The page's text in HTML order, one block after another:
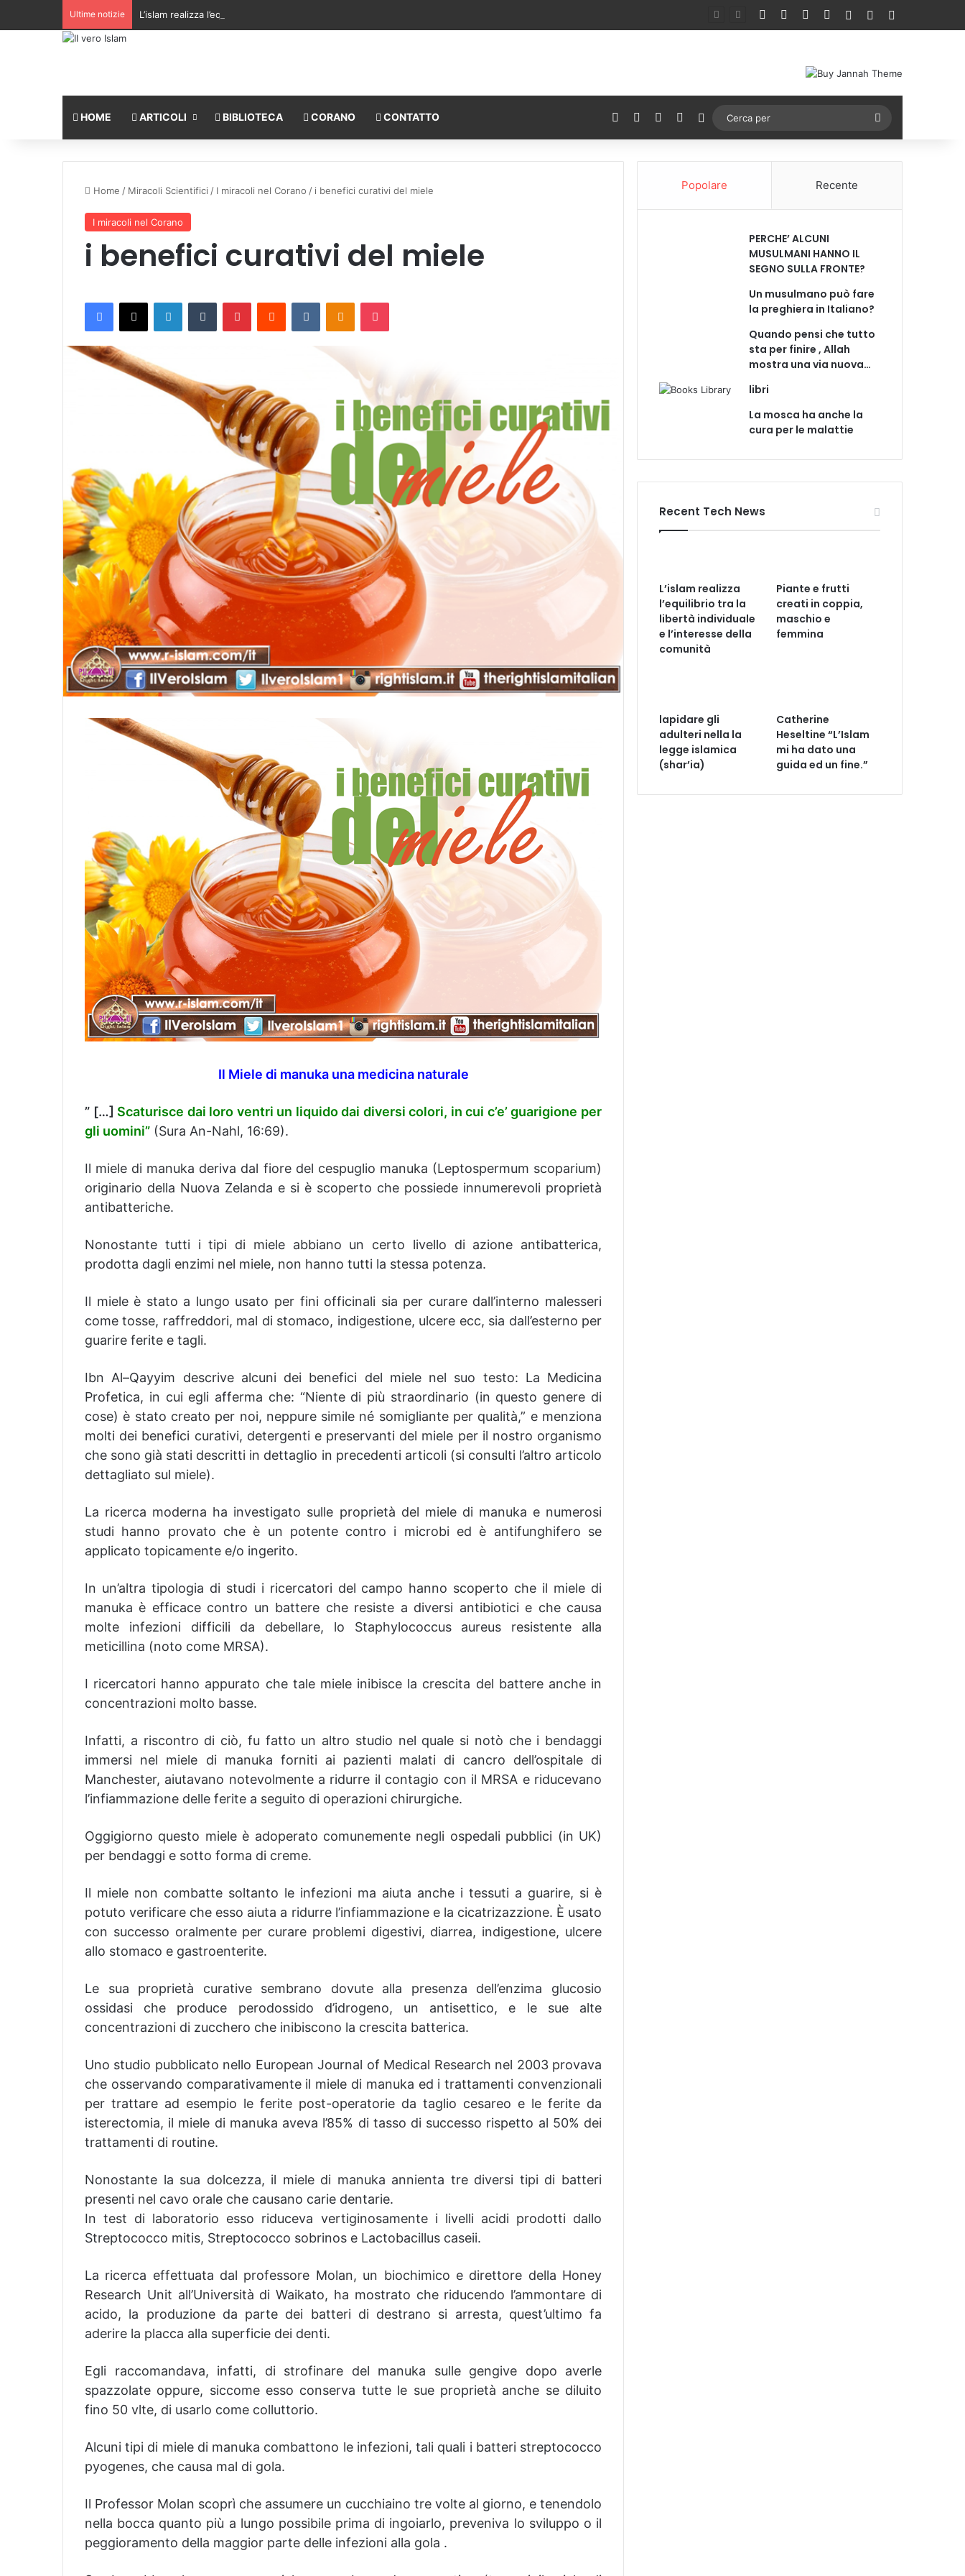
Ultime notizie L’islam realizza l’equilibrio tra la libertà individuale e l’interesse della comunità Facebook You TubeInstagram
AccediUn articolo a
HOME ARTICOLI BIBLIOTECA CORANO CONTATTO Facebook You TubeInstagram
Cambia aspetto
per
Home / Miracoli Scientifici / I miracoli nel Corano / i benefici curativi del miele
I miracoli nel Corano
i benefici curativi del miele
Il Miele di manuka una medicina naturale
” […] Scaturisce dai loro ventri un liquido dai diversi colori, in cui c’e’guarigione per
gli uomini” (Sura An-Nahl, 16:69).
Il miele di manuka deriva dal fiore del cespuglio manuka (Leptospermum scoparium)
originario della Nuova Zelanda e si è scoperto che possiede innumerevoli proprietà
antibatteriche.
Nonostante tutti i tipi di miele abbiano un certo livello di azione antibatterica,
prodotta dagli enzimi nel miele, non hanno tutti la stessa potenza.
Il miele è stato a lungo usato per fini officinali sia per curare dall’interno malesseri
come tosse, raffreddori, mal di stomaco, indigestione, ulcere ecc, sia dall’esterno per
guarire ferite e tagli.
Ibn Al–Qayyim descrive alcuni dei benefici del miele nel suo testo: La Medicina
Profetica, in cui egli afferma che: “Niente di più straordinario (in questo genere di
cose) è stato creato per noi, neppure simile né somigliante per qualità,” e menziona
molti dei benefici curativi, detergenti e preservanti del miele per il nostro organismo
che sono già stati descritti in dettaglio in precedenti articoli (si consulti l’altro articolo
dettagliato sul miele).
La ricerca moderna ha investigato sulle proprietà del miele di manuka e numerosi
studi hanno provato che è un potente contro i microbi ed è antifunghifero se
applicato topicamente e/o ingerito.
In un’altra tipologia di studi i ricercatori del campo hanno scoperto che il miele di
manuka è efficace contro un battere che resiste a diversi antibiotici e che causa
molte infezioni difficili da debellare, lo Staphylococcus aureus resistente alla
meticillina (noto come MRSA).
I ricercatori hanno appurato che tale miele inibisce la crescita del battere anche in
concentrazioni molto basse.
Infatti, a riscontro di ciò, fu fatto un altro studio nel quale si notò che i bendaggi
immersi nel miele di manuka forniti ai pazienti malati di cancro dell’ospitale di
Manchester, aiutavano notevolmente a ridurre il contagio con il MRSA e riducevano
l’infiammazione delle ferite a seguito di operazioni chirurgiche.
Oggigiorno questo miele è adoperato comunemente negli ospedali pubblici (in UK)
per bendaggi e sotto forma di creme.
Il miele non combatte soltanto le infezioni ma aiuta anche i tessuti a guarire, si è
potuto verificare che esso aiuta a ridurre l’infiammazione e la cicatrizazzione. È usato
con successo oralmente per curare problemi digestivi, diarrea, indigestione, ulcere
allo stomaco e gastroenterite.
Le sua proprietà curative sembrano dovute alla presenza dell’enzima glucosio
ossidasi che produce perodossido d’idrogeno, un antisettico, e le sue alte
concentrazioni di zucchero che inibiscono la crescita batterica.
Uno studio pubblicato nello European Journal of Medical Research nel 2003 provava
che osservando comparativamente il miele di manuka ed i trattamenti convenzionali
per trattare ad esempio le ferite post-operatorie da taglio cesareo e le ferite da
isterectomia, il miele di manuka aveva l’85% di tasso di successo rispetto al 50% dei
trattamenti di routine.
Nonostante la sua dolcezza, il miele di manuka annienta tre diversi tipi di batteri
presenti nel cavo orale che causano carie dentarie.
In test di laboratorio esso riduceva vertiginosamente i livelli acidi prodotti dallo
Streptococco mitis, Streptococco sobrinos e Lactobacillus caseii.
La ricerca effettuata dal professore Molan, un biochimico e direttore della Honey
Research Unit all’Università di Waikato, ha mostrato che riducendo l’ammontare di
acido, la produzione da parte dei batteri di destrano si arresta, quest’ultimo fa
aderire la placca alla superficie dei denti.
Egli raccomandava, infatti, di strofinare del manuka sulle gengive dopo averle
spazzolate oppure, siccome esso conserva tutte le sue proprietà anche se diluito
fino 50 vlte, di usarlo come colluttorio.
Alcuni tipi di miele di manuka combattono le infezioni, tali quali i batteri streptococco
pyogenes, che causa mal di gola.
Il Professor Molan scoprì che assumere un cucchiaino tre volte al giorno, e tenendolo
nella bocca quanto più a lungo possibile prima di ingoiarlo, preveniva lo sviluppo o il
peggioramento della maggior parte delle infezioni alla gola .
Popolare Recente
PERCHE’ ALCUNI
MUSULMANI HANNO IL
SEGNO SULLA FRONTE?
Un musulmano può fare
la preghiera in Italiano?
Quando pensi che tutto
sta per finire , Allah
mostra una via nuova…
libri
La mosca ha anche la
cura per le malattie
Recent Tech News
L’islam realizza
l’equilibrio tra la
libertà individuale
e l’interesse della
comunità
Piante e frutti
creati in coppia,
maschio e
femmina
lapidare gli
adulteri nella la
legge islamica
(shar’ia)
Catherine
Heseltine “L’Islam
mi ha dato una
guida ed un fine.”